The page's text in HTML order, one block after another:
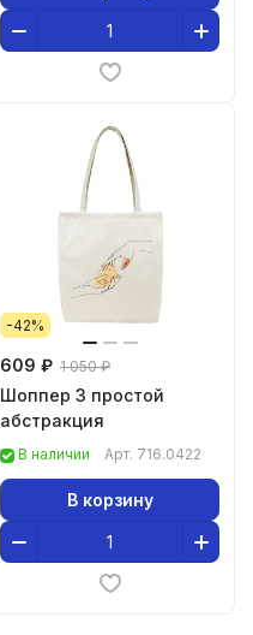
-42%
609 ₽ 1 050 ₽
Шоппер 3 простой
абстракция
В наличии Арт. 716.0422
В корзину